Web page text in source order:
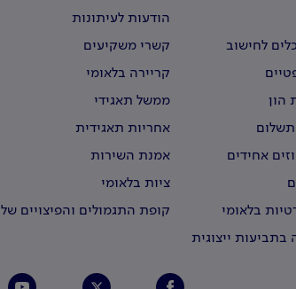
לחישוב
הון
תשלום
אחידים
בלאומי
ייצוגית
הודעות לעיתונות
קשרי משקיעים
קריירה בלאומי
ממשל תאגידי
אחריות תאגידית
אמנת השירות
ציות בלאומי
קופת התגמולים והפיצויים של